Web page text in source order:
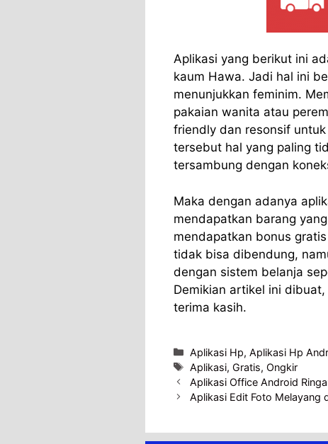
Aplikasi yang berikut ini
kaum Hawa. Jadi hal ini
menunjukkan feminim.
pakaian wanita atau
friendly dan resonsif
tersebut hal yang paling
tersambung dengan
Maka dengan adanya
mendapatkan barang
mendapatkan bonus
tidak bisa dibendung,
dengan sistem belanja
Demikian artikel ini
terima kasih.
Categories
Aplikasi Hp, Aplikasi Hp
Tags
Aplikasi, Gratis, Ongkir
Aplikasi Office Android
Aplikasi Edit Foto Melayang